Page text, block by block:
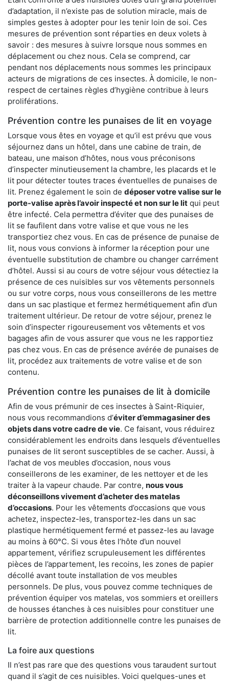
d’adaptation, il n’existe pas de solution miracle, mais de
simples gestes à adopter pour les tenir loin de soi. Ces
mesures de prévention sont réparties en deux volets à
savoir : des mesures à suivre lorsque nous sommes en
déplacement ou chez nous. Cela se comprend, car
pendant nos déplacements nous sommes les principaux
acteurs de migrations de ces insectes. À domicile, le non-
respect de certaines règles d’hygiène contribue à leurs
proliférations.
Prévention contre les punaises de lit en voyage
Lorsque vous êtes en voyage et qu’il est prévu que vous
séjournez dans un hôtel, dans une cabine de train, de
bateau, une maison d’hôtes, nous vous préconisons
d’inspecter minutieusement la chambre, les placards et le
lit pour détecter toutes traces éventuelles de punaises de
lit. Prenez également le soin de déposer votre valise sur le
porte-valise après l’avoir inspecté et non sur le lit qui peut
être infecté. Cela permettra d’éviter que des punaises de
lit se faufilent dans votre valise et que vous ne les
transportiez chez vous. En cas de présence de punaise de
lit, nous vous convions à informer la réception pour une
éventuelle substitution de chambre ou changer carrément
d’hôtel. Aussi si au cours de votre séjour vous détectiez la
présence de ces nuisibles sur vos vêtements personnels
ou sur votre corps, nous vous conseillerons de les mettre
dans un sac plastique et fermez hermétiquement afin d’un
traitement ultérieur. De retour de votre séjour, prenez le
soin d’inspecter rigoureusement vos vêtements et vos
bagages afin de vous assurer que vous ne les rapportiez
pas chez vous. En cas de présence avérée de punaises de
lit, procédez aux traitements de votre valise et de son
contenu.
Prévention contre les punaises de lit à domicile
Afin de vous prémunir de ces insectes à Saint-Riquier,
nous vous recommandions d’éviter d’emmagasiner des
objets dans votre cadre de vie. Ce faisant, vous réduirez
considérablement les endroits dans lesquels d’éventuelles
punaises de lit seront susceptibles de se cacher. Aussi, à
l’achat de vos meubles d’occasion, nous vous
conseillerons de les examiner, de les nettoyer et de les
traiter à la vapeur chaude. Par contre, nous vous
déconseillons vivement d’acheter des matelas
d’occasions. Pour les vêtements d’occasions que vous
achetez, inspectez-les, transportez-les dans un sac
plastique hermétiquement fermé et passez-les au lavage
au moins à 60°C. Si vous êtes l’hôte d’un nouvel
appartement, vérifiez scrupuleusement les différentes
pièces de l’appartement, les recoins, les zones de papier
décollé avant toute installation de vos meubles
personnels. De plus, vous pouvez comme techniques de
prévention équiper vos matelas, vos sommiers et oreillers
de housses étanches à ces nuisibles pour constituer une
barrière de protection additionnelle contre les punaises de
lit.
La foire aux questions
Il n’est pas rare que des questions vous taraudent surtout
quand il s’agit de ces nuisibles. Voici quelques-unes et